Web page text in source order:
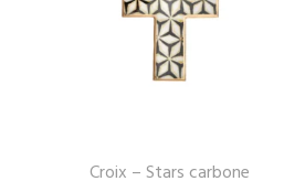
Croix – Stars carbone